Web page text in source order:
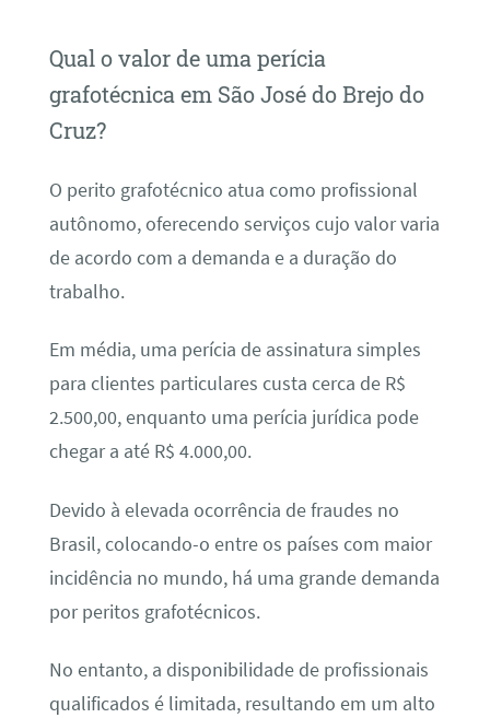
Qual o valor de uma perícia
grafotécnica em São José do Brejo do
Cruz?
O perito grafotécnico atua como profissional
autônomo, oferecendo serviços cujo valor varia
de acordo com a demanda e a duração do
trabalho.
Em média, uma perícia de assinatura simples
para clientes particulares custa cerca de R$
2.500,00, enquanto uma perícia jurídica pode
chegar a até R$ 4.000,00.
Devido à elevada ocorrência de fraudes no
Brasil, colocando-o entre os países com maior
incidência no mundo, há uma grande demanda
por peritos grafotécnicos.
No entanto, a disponibilidade de profissionais
qualificados é limitada, resultando em um alto